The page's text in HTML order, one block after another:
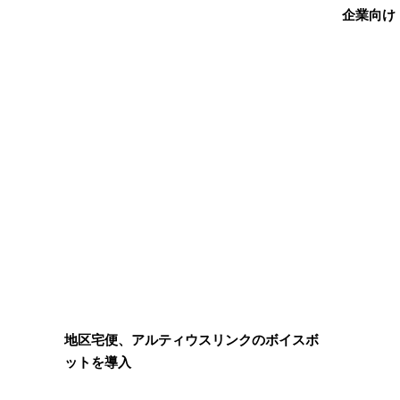
地区宅便、アルティウスリンクのボイスボ
ットを導入
企業向